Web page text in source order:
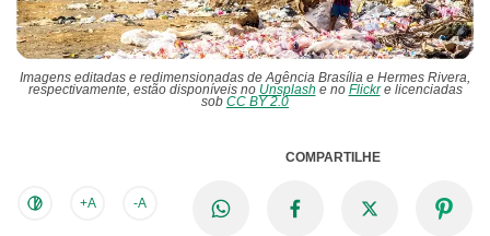
Imagens editadas e redimensionadas de Agência Brasília e Hermes Rivera,
respectivamente, estão disponíveis no Unsplash e no Flickre licenciadas
sob CC BY 2.0
+A -A
COMPARTILHE